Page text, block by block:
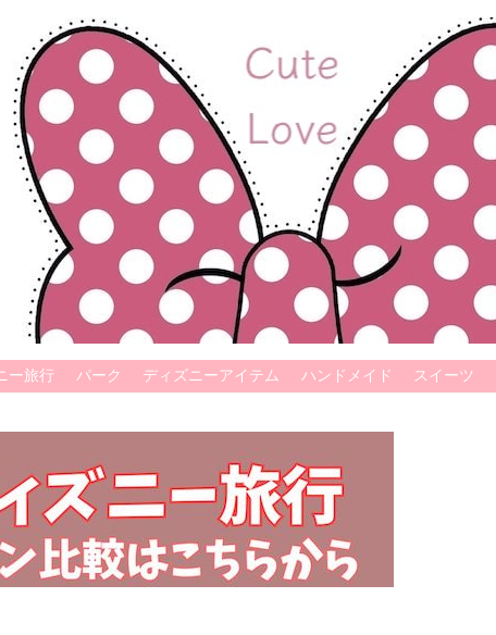
ー旅行 パーク ディズニーアイテム ハンドメイド スイーツ